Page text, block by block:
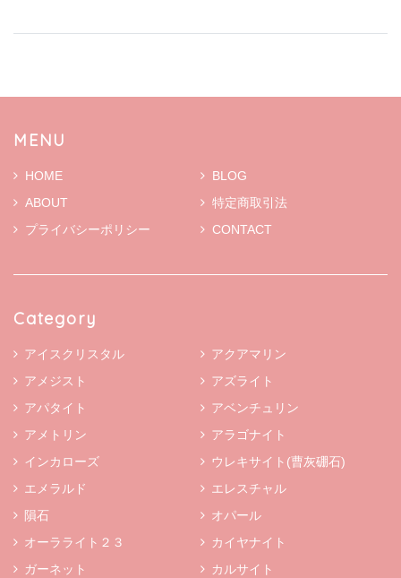
MENU
HOME
BLOG
ABOUT
特定商取引法
プライバシーポリシー
CONTACT
Category
アイスクリスタル
アクアマリン
アメジスト
アズライト
アパタイト
アベンチュリン
アメトリン
アラゴナイト
インカローズ
ウレキサイト(曹灰硼石)
エメラルド
エレスチャル
隕石
オパール
オーラライト２３
カイヤナイト
ガーネット
カルサイト